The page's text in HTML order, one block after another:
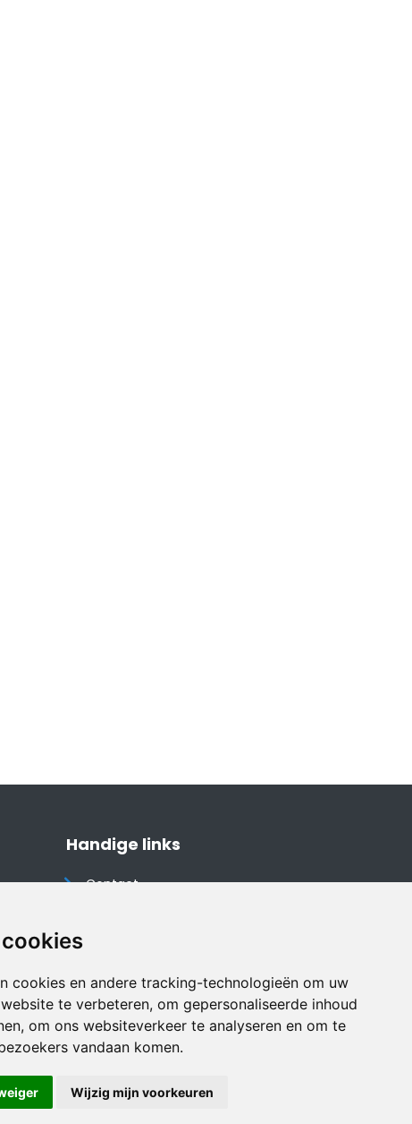
cookies en andere tracking-technologieën om uw
te verbeteren, om gepersonaliseerde inhoud
om ons websiteverkeer te analyseren en om te
vandaan komen.
Wijzig mijn voorkeuren
Handige links
Contact
Disclaimer
Vakantiehuis website